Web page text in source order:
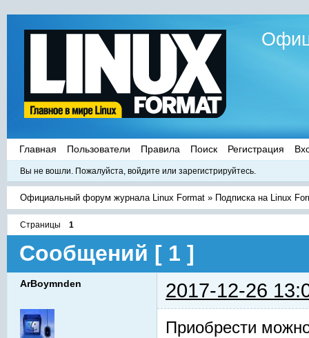
Главная Пользователи Правила Поиск Регистрация
Вы не вошли. Пожалуйста, войдите или зарегистрируйтесь.
Официальный форум журнала Linux Format » Подписка на Linux
Страницы 1
Сообщений [ 1 ]
ArBoymnden 2017-12-26
Приобрести